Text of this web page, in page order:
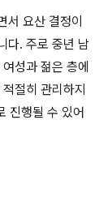
서 요산 결정이
다. 주로 중년 남
성과 젊은 층에
절히 관리하지
진행될 수 있어